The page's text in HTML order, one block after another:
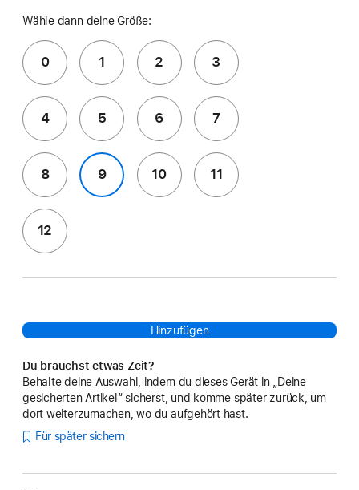
Wähle dann deine Größe:
0 1 2 3
4 5 6 7
8 9 10 11
12
Hinzufügen
Du brauchst etwas Zeit?
Behalte deine Auswahl, indem du dieses Gerät in „Deine
gesicherten Artikel“ sicherst, und komme später zurück, um
dort weiterzumachen, wo du aufgehört hast.
Für später sichern